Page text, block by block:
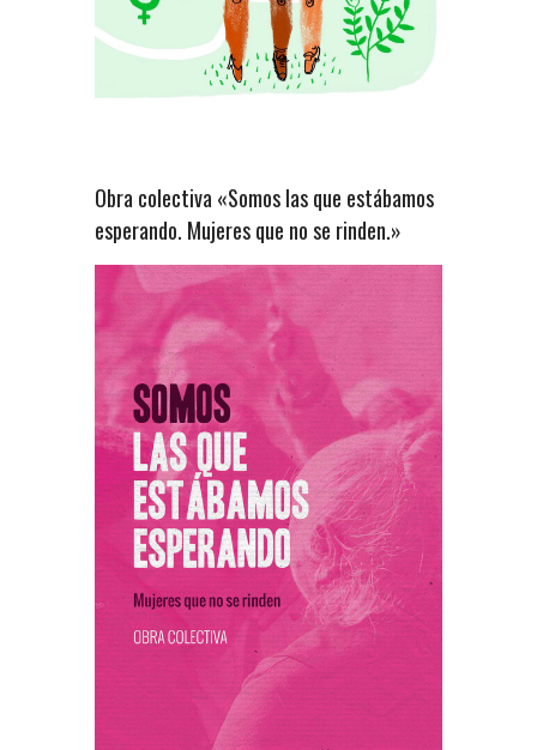
Obra colectiva «Somos las que estábamos
esperando. Mujeres que no se rinden.»